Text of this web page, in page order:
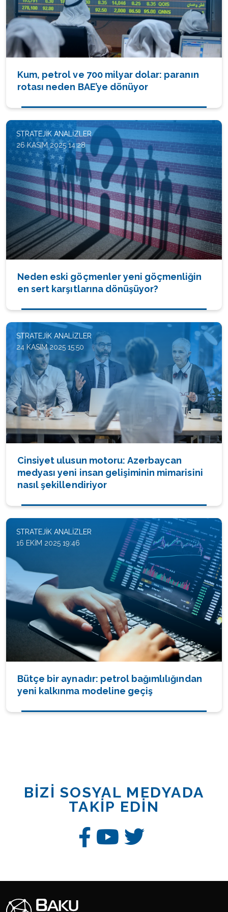
Kum, petrol ve 700 milyar dolar: paranın
rotası neden BAE’ye dönüyor
STRATEJIK ANALIZLER
26 KASIM 2025 14:28
Neden eski göçmenler yeni göçmenliğin
en sert karşıtlarına dönüşüyor?
STRATEJIK ANALIZLER
24 KASIM 2025 15:50
Cinsiyet ulusun motoru: Azerbaycan
medyası yeni insan gelişiminin mimarisini
nasıl şekillendiriyor
STRATEJIK ANALIZLER
16 EKIM 2025 19:46
Bütçe bir aynadır: petrol bağımlılığından
yeni kalkınma modeline geçiş
BİZİ SOSYAL MEDYADA
TAKİP EDİN